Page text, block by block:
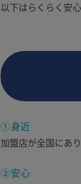
以下はらくらく安
①身近
加盟店が全国にあ
②安心